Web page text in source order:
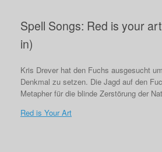
Spell Songs: Red is your
in)
Kris Drever hat den Fuchs ausgesucht
Denkmal zu setzen. Die Jagd auf den
Metapher für die blinde Zerstörung der
Red is Your Art